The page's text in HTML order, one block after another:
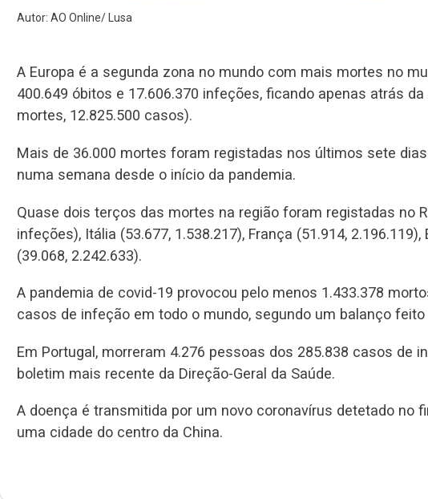
Autor: AO Online/ Lusa
A Europa é a segunda zona no mundo com mais mortes no
400.649 óbitos e 17.606.370 infeções, ficando apenas atrás
mortes, 12.825.500 casos).
Mais de 36.000 mortes foram registadas nos últimos sete
numa semana desde o início da pandemia.
Quase dois terços das mortes na região foram registadas no
infeções), Itália (53.677, 1.538.217), França (51.914,
(39.068, 2.242.633).
A pandemia de covid-19 provocou pelo menos 1.433.378
casos de infeção em todo o mundo, segundo um balanço feito
Em Portugal, morreram 4.276 pessoas dos 285.838 casos de
boletim mais recente da Direção-Geral da Saúde.
A doença é transmitida por um novo coronavírus detetado no
uma cidade do centro da China.